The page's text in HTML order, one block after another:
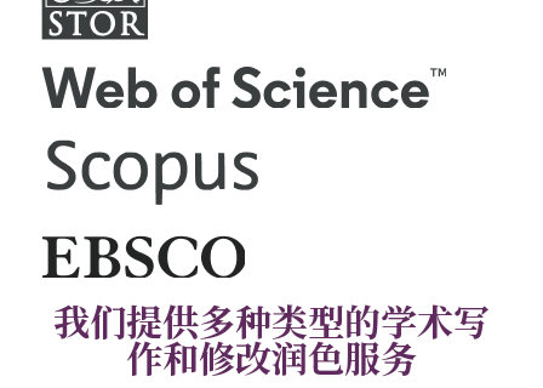
我们提供多种类型的学术写
作和修改润色服务